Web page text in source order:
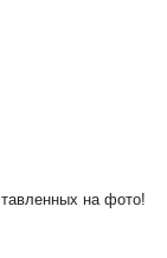
на фото!